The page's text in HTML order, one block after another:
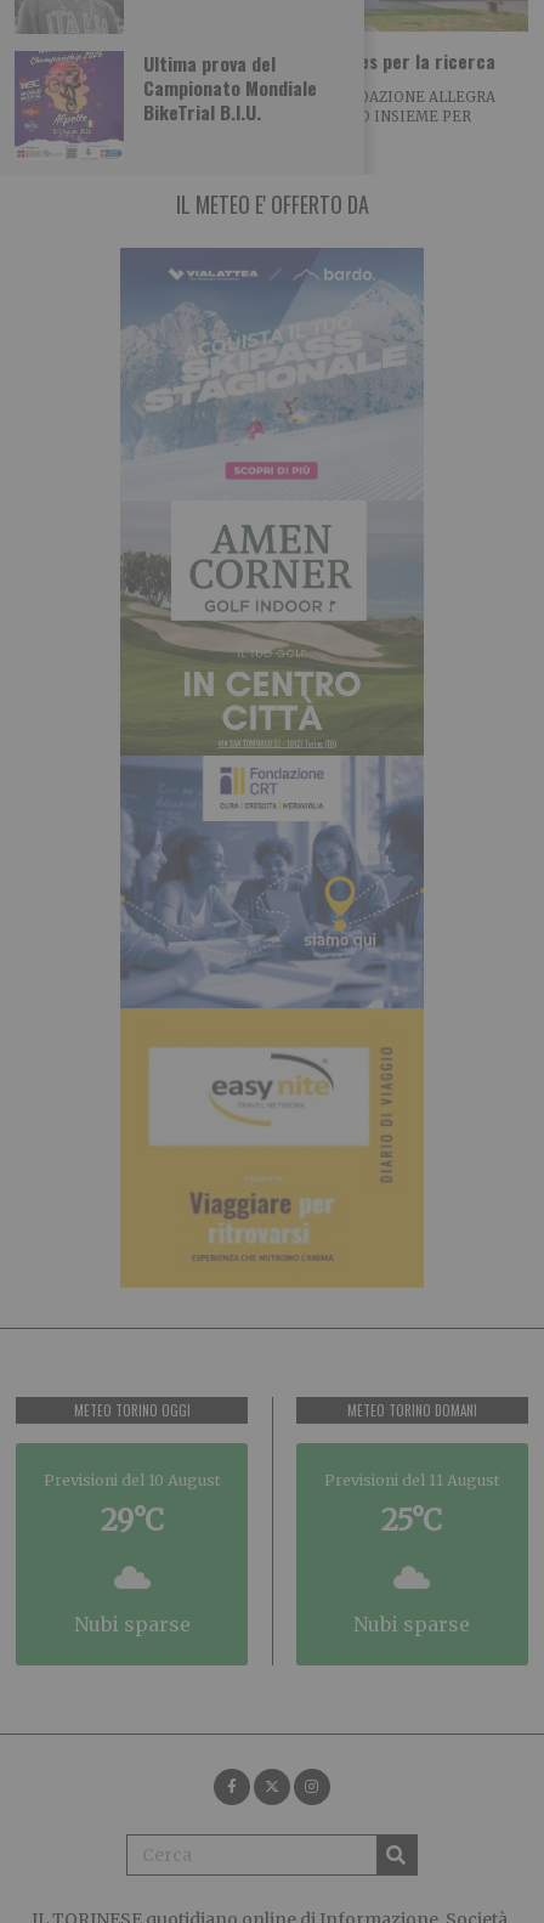
Ultima prova del
Campionato Mondiale
BikeTrial B.I.U.
Coppa del Presidente al Golf Club Sestrieres per la ricerca
NASCE LA PARTNERSHIP TRA VIALATTEA E FONDAZIONE ALLEGRA
AGNELLI DUE GRANDI REALTA’ DEL TERRITORIO INSIEME PER
IL METEO E' OFFERTO DA
METEO TORINO OGGI
Previsioni del 10 August
29°C
nubi sparse
METEO TORINO DOMANI
Previsioni del 11 August
25°C
nubi sparse